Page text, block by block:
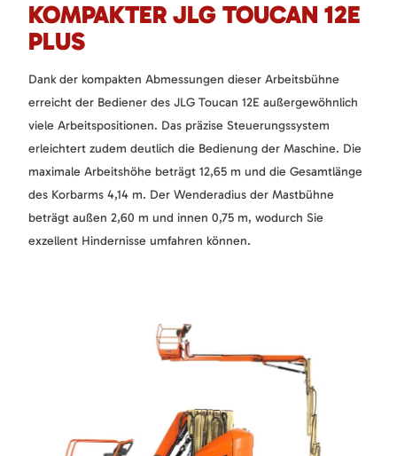
KOMPAKTER JLG TOUCAN 12E
PLUS
Dank der kompakten Abmessungen dieser Arbeitsbühne
erreicht der Bediener des JLG Toucan 12E außergewöhnlich
viele Arbeitspositionen. Das präzise Steuerungssystem
erleichtert zudem deutlich die Bedienung der Maschine. Die
maximale Arbeitshöhe beträgt 12,65 m und die Gesamtlänge
des Korbarms 4,14 m. Der Wenderadius der Mastbühne
beträgt außen 2,60 m und innen 0,75 m, wodurch Sie
exzellent Hindernisse umfahren können.